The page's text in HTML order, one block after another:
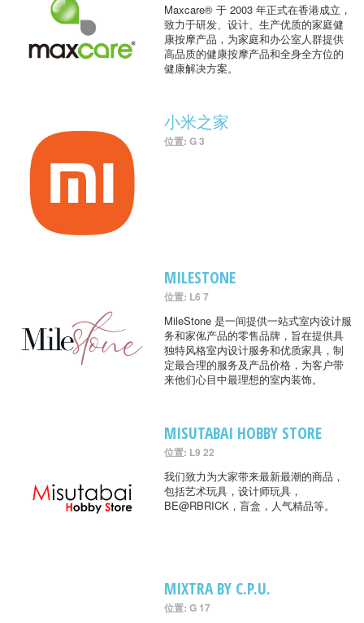
Maxcare® 于 2003 年正式在香港成立，
致力于研发、设计、生产优质的家庭健
康按摩产品，为家庭和办公室人群提供
高品质的健康按摩产品和全身全方位的
健康解决方案。
小米之家
位置: G 3
MILESTONE
位置: L6 7
MileStone 是一间提供一站式室内设计服
务和家俬产品的零售品牌，旨在提供具
独特风格室内设计服务和优质家具，制
定最合理的服务及产品价格，为客户带
来他们心目中最理想的室内装饰。
MISUTABAI HOBBY STORE
位置: L9 22
我们致力为大家带来最新最潮的商品，
包括艺术玩具，设计师玩具，
BE@RBRICK，盲盒，人气精品等。
MIXTRA BY C.P.U.
位置: G 17